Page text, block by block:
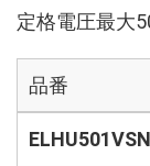
定格電圧最大
品番